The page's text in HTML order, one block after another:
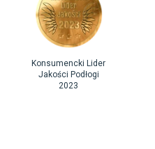
Konsumencki Lider
Jakości Podłogi
2023